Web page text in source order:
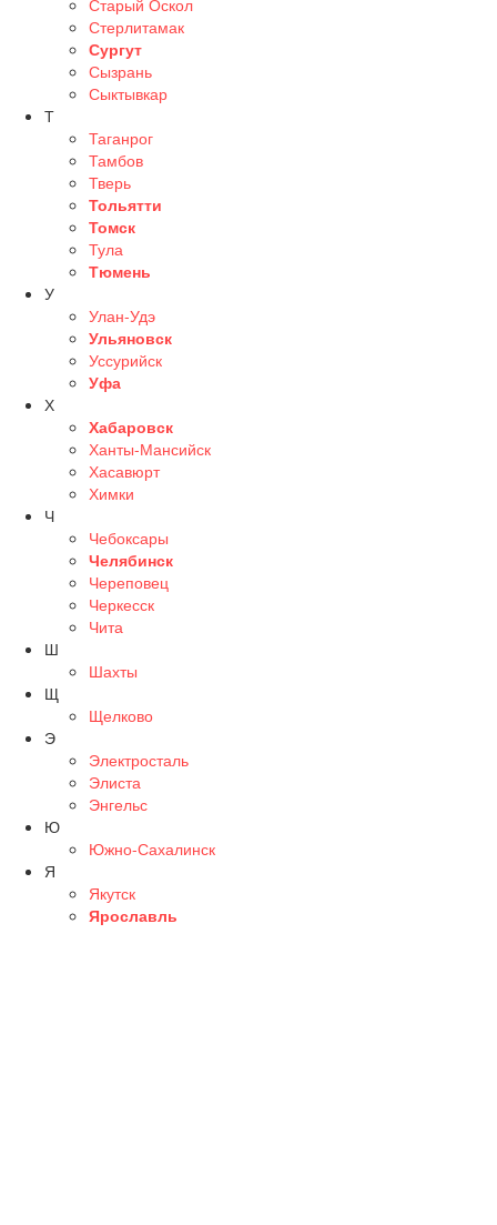
Старый Оскол
Стерлитамак
Сургут
Сызрань
Сыктывкар
Т
Таганрог
Тамбов
Тверь
Тольятти
Томск
Тула
Тюмень
У
Улан-Удэ
Ульяновск
Уссурийск
Уфа
Х
Хабаровск
Ханты-Мансийск
Хасавюрт
Химки
Ч
Чебоксары
Челябинск
Череповец
Черкесск
Чита
Ш
Шахты
Щ
Щелково
Э
Электросталь
Элиста
Энгельс
Ю
Южно-Сахалинск
Я
Якутск
Ярославль